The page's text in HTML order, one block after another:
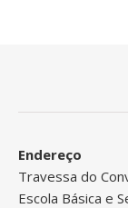
Endereço
Travessa do
Escola Básica e